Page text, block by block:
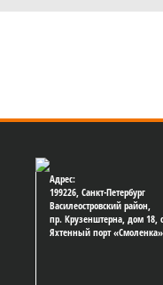
Адрес:
199226, Санкт-Петербург
Василеостровский район,
пр. Крузенштерна, дом 18,
Яхтенный порт «Смоленка»